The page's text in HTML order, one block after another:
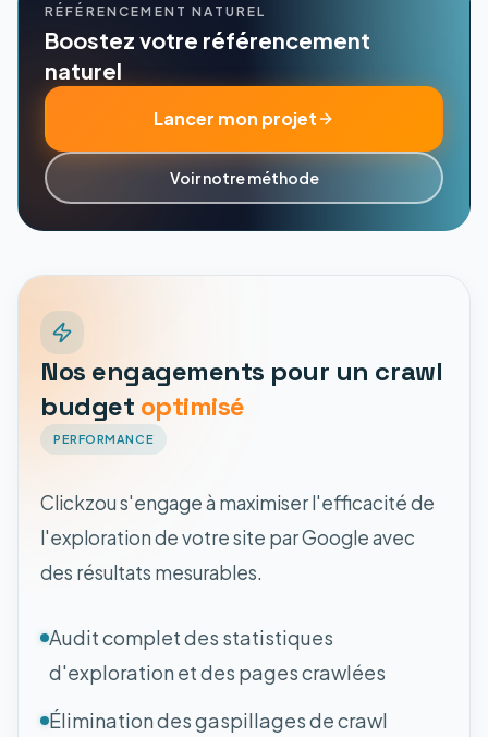
RÉFÉRENCEMENT NATUREL
Boostez votre référencement
naturel
Lancer mon projet
Voir notre méthode
Nos engagements pour un crawl
budget optimisé
PERFORMANCE
Clickzou s'engage à maximiser l'efficacité de
l'exploration de votre site par Google avec
des résultats mesurables.
Audit complet des statistiques
d'exploration et des pages crawlées
Élimination des gaspillages de crawl